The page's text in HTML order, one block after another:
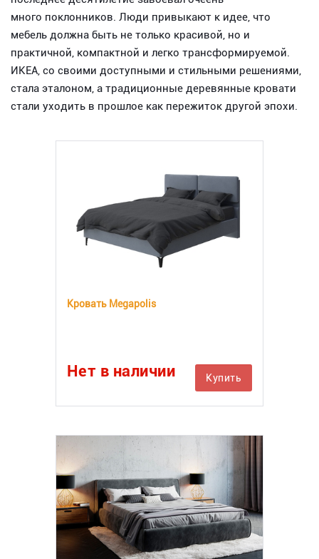
много поклонников. Люди привыкают к идее, что
мебель должна быть не только красивой, но и
практичной, компактной и легко трансформируемой.
ИКЕА, со своими доступными и стильными решениями,
стала эталоном, а традиционные деревянные кровати
стали уходить в прошлое как пережиток другой эпохи.
Кровать Megapolis
Нет в наличии Купить